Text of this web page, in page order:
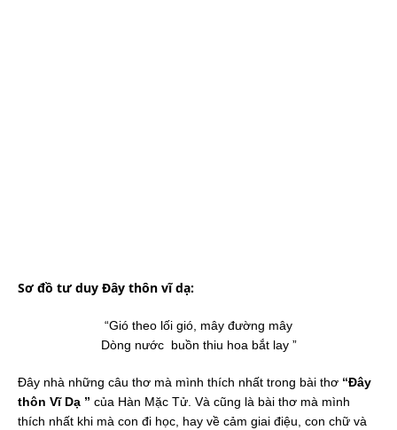
Sơ đồ tư duy Đây thôn vĩ dạ:
“Gió theo lối gió, mây đường mây
Dòng nước buồn thiu hoa bắt lay ”
Đây nhà những câu thơ mà mình thích nhất trong bài thơ “Đây
thôn Vĩ Dạ ” của Hàn Mặc Tử. Và cũng là bài thơ mà mình
thích nhất khi mà con đi học, hay về cảm giai điệu, con chữ và